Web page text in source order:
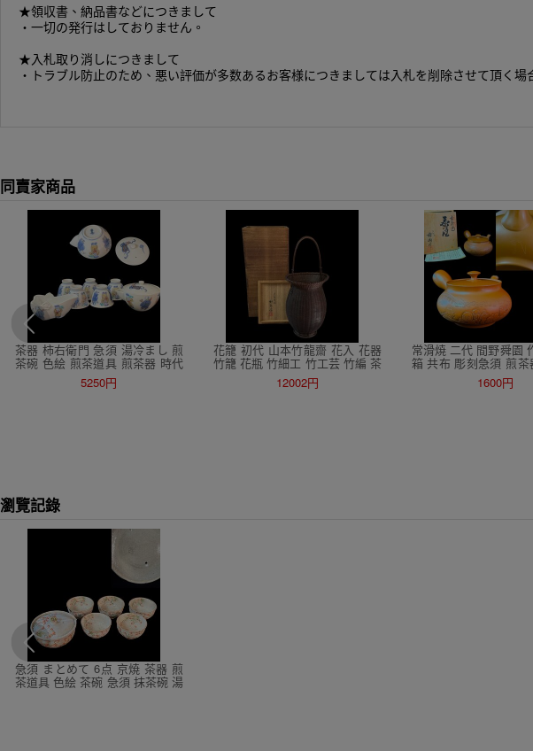
★領収書、納品書などにつきまして
・一切の発行はしておりません。
★入札取り消しにつきまして
・トラブル防止のため、悪い評価が多数あるお客様につきましては入札を削除させて頂く場
同賣家商品
茶器 柿右衛門 急須 湯冷まし 煎
茶碗 色絵 煎茶道具 煎茶器 時代
5250円
花籠 初代 山本竹龍齋 花入 花器
竹籠 花瓶 竹細工 竹工芸 竹編 茶
道具 唐物写 竹網代 提梁 高さ39
12002円
常滑焼 二代 間野舜園
箱 共布 彫刻急須 煎茶
具 茶道具 骨董 朱泥急
泥 茶注 横手急須 茶道
1600円
瀏覽記錄
急須 まとめて 6点 京焼 茶器 煎
茶道具 色絵 茶碗 急須 抹茶碗 湯